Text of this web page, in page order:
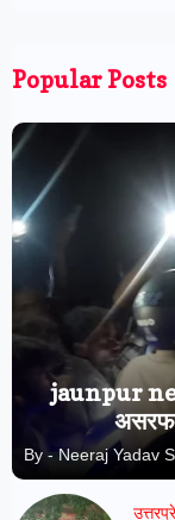
Popular Posts
jaunpur
By - Neeraj Yadav